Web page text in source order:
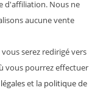
d'affiliation. Nous ne
aucune vente
serez redirigé vers
vous pourrez effectuer
et la politique de